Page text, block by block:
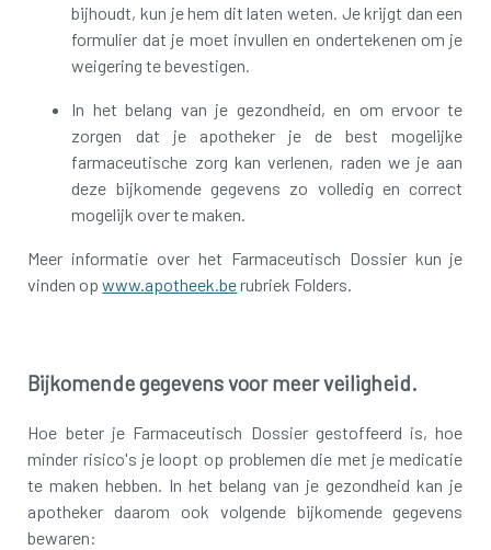
bijhoudt, kun je hem dit laten weten. Je krijgt dan een
formulier dat je moet invullen en ondertekenen om je
weigering te bevestigen.
In het belang van je gezondheid, en om ervoor te
zorgen dat je apotheker je de best mogelijke
farmaceutische zorg kan verlenen, raden we je aan
deze bijkomende gegevens zo volledig en correct
mogelijk over te maken.
Meer informatie over het Farmaceutisch Dossier kun je
vinden opwww.apotheek.berubriek Folders.
Bijkomende gegevens voor meer veiligheid.
Hoe beter je Farmaceutisch Dossier gestoffeerd is, hoe
minder risico's je loopt op problemen die met je medicatie
te maken hebben. In het belang van je gezondheid kan je
apotheker daarom ook volgende bijkomende gegevens
bewaren: